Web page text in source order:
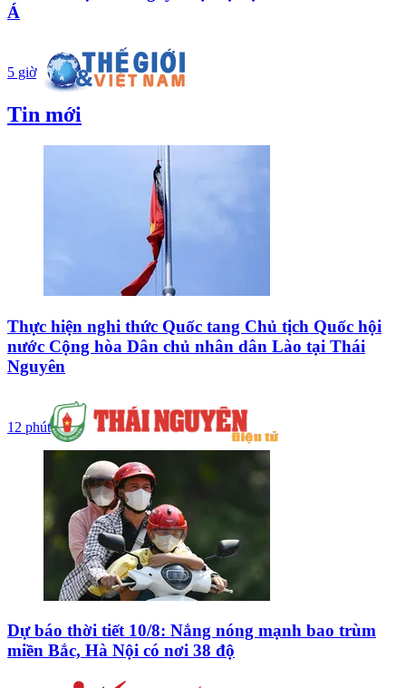
Á
5 giờ
Tin mới
Thực hiện nghi thức Quốc tang Chủ tịch Quốc hội
nước Cộng hòa Dân chủ nhân dân Lào tại Thái
Nguyên
12 phút
Dự báo thời tiết 10/8: Nắng nóng mạnh bao trùm
miền Bắc, Hà Nội có nơi 38 độ